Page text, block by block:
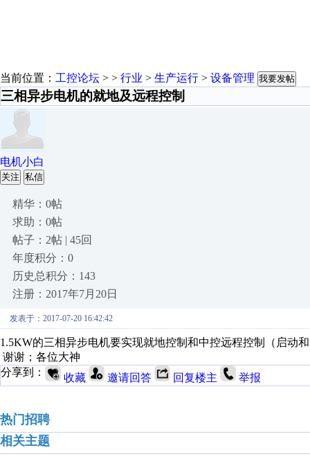
当前位置： 工控论坛 > > 行业 > 生产运行 > 设备管理 我要发帖
三相异步电机的就地及远程控制
电机小白
关注 私信
精华：0帖
求助：0帖
帖子：2帖 | 45回
年度积分：0
历史总积分：143
注册：2017年7月20日
发表于：2017-07-20 16:42:42
1.5KW的三相异步电机要实现就地控制和中控远程控制（启动
谢谢；各位大神
分享到：
收藏 邀请回答 回复楼主 举报
热门招聘
相关主题